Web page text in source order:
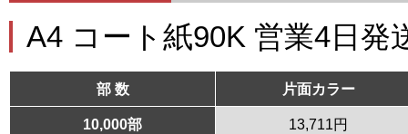
A4 コート紙90K 営業4日発
部 数 片面カラー
10,000部 13,711円